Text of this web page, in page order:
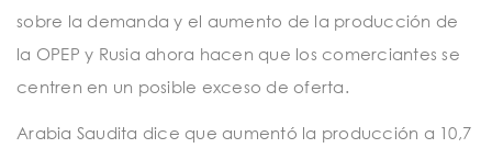
sobre la demanda y el aumento de la producción de
la OPEP y Rusia ahora hacen que los comerciantes se
centren en un posible exceso de oferta.
Arabia Saudita dice que aumentó la producción a 10,7